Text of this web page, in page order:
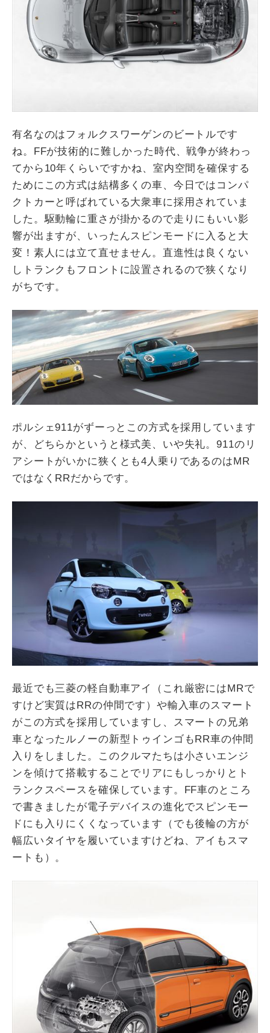
有名なのはフォルクスワーゲンのビートルです
ね。FFが技術的に難しかった時代、戦争が終わっ
てから10年くらいですかね、室内空間を確保する
ためにこの方式は結構多くの車、今日ではコンパ
クトカーと呼ばれている大衆車に採用されていま
した。駆動輪に重さが掛かるので走りにもいい影
響が出ますが、いったんスピンモードに入ると大
変！素人には立て直せません。直進性は良くない
しトランクもフロントに設置されるので狭くなり
がちです。
ポルシェ911がずーっとこの方式を採用しています
が、どちらかというと様式美、いや失礼。911のリ
アシートがいかに狭くとも4人乗りであるのはMR
ではなくRRだからです。
最近でも三菱の軽自動車アイ（これ厳密にはMRで
すけど実質はRRの仲間です）や輸入車のスマート
がこの方式を採用していますし、スマートの兄弟
車となったルノーの新型トゥインゴもRR車の仲間
入りをしました。このクルマたちは小さいエンジ
ンを傾けて搭載することでリアにもしっかりとト
ランクスペースを確保しています。FF車のところ
で書きましたが電子デバイスの進化でスピンモー
ドにも入りにくくなっています（でも後輪の方が
幅広いタイヤを履いていますけどね、アイもスマ
ートも）。